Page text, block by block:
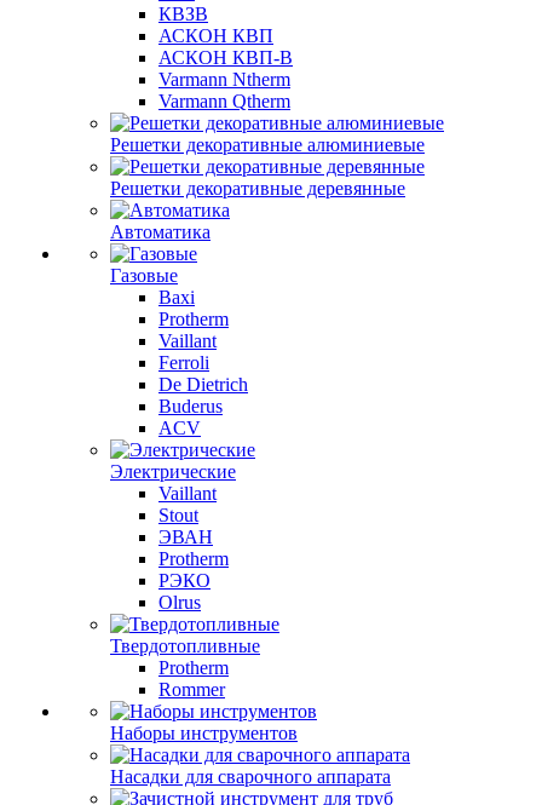
КВЗВ
АСКОН КВП
АСКОН КВП-В
Varmann Ntherm
Varmann Qtherm
Решетки декоративные алюминиевые
Решетки декоративные деревянные
Автоматика
Газовые
Baxi
Protherm
Vaillant
Ferroli
De Dietrich
Buderus
ACV
Электрические
Vaillant
Stout
ЭВАН
Protherm
РЭКО
Olrus
Твердотопливные
Protherm
Rommer
Наборы инструментов
Насадки для сварочного аппарата